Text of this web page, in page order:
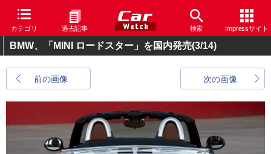
カテゴリ 過去記事 検索 Impressサイト
BMW、「MINI ロードスター」を国内発売(3/14)
前の画像 次の画像